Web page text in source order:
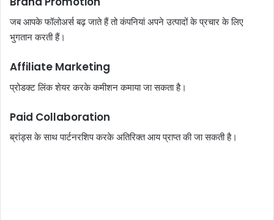
जब आपके फॉलोअर्स बढ़ जाते हैं तो कंपनियां अपने उत्पादों के प्रचार के लिए
भुगतान करती हैं।
Affiliate Marketing
प्रोडक्ट लिंक शेयर करके कमीशन कमाया जा सकता है।
Paid Collaboration
ब्रांड्स के साथ पार्टनरशिप करके अतिरिक्त आय प्राप्त की जा सकती है।